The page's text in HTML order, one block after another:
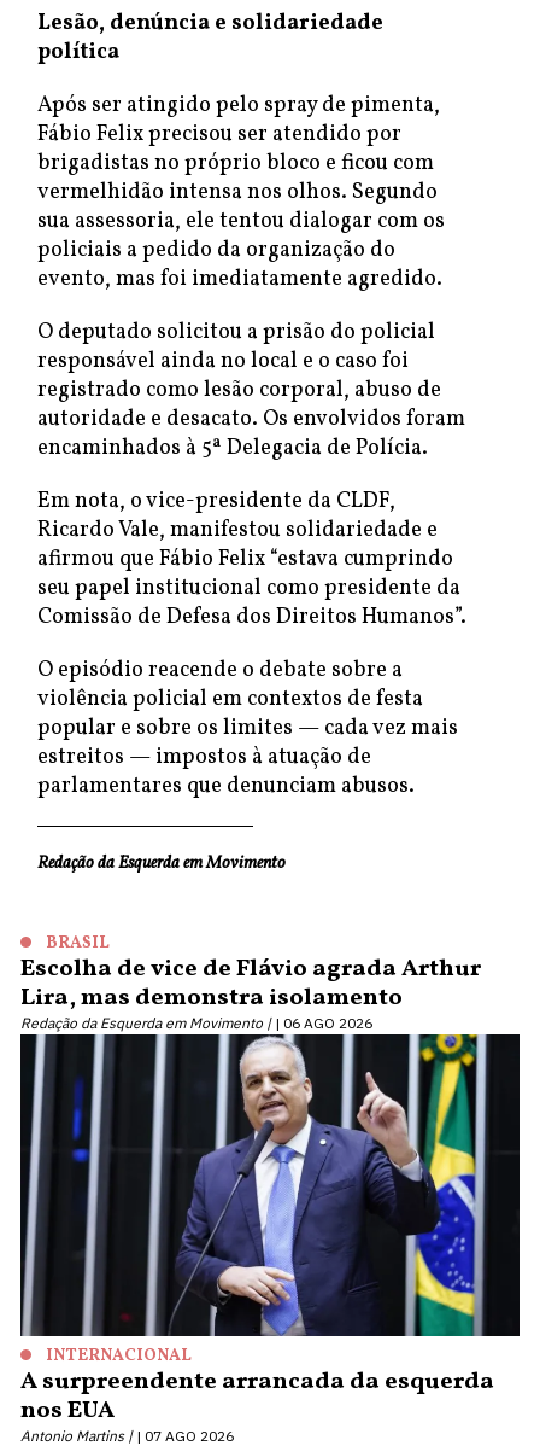
Lesão, denúncia e solidariedade
política
Após ser atingido pelo spray de pimenta,
Fábio Felix precisou ser atendido por
brigadistas no próprio bloco e ficou com
vermelhidão intensa nos olhos. Segundo
sua assessoria, ele tentou dialogar com os
policiais a pedido da organização do
evento, mas foi imediatamente agredido.
O deputado solicitou a prisão do policial
responsável ainda no local e o caso foi
registrado como lesão corporal, abuso de
autoridade e desacato. Os envolvidos foram
encaminhados à 5ª Delegacia de Polícia.
Em nota, o vice-presidente da CLDF,
Ricardo Vale, manifestou solidariedade e
afirmou que Fábio Felix “estava cumprindo
seu papel institucional como presidente da
Comissão de Defesa dos Direitos Humanos”.
O episódio reacende o debate sobre a
violência policial em contextos de festa
popular e sobre os limites — cada vez mais
estreitos — impostos à atuação de
parlamentares que denunciam abusos.
Redação da Esquerda em Movimento
BRASIL
Escolha de vice de Flávio agrada Arthur
Lira, mas demonstra isolamento
Redação da Esquerda em Movimento | 06 AGO 2026
INTERNACIONAL
A surpreendente arrancada da esquerda
nos EUA
Antonio Martins | 07 AGO 2026